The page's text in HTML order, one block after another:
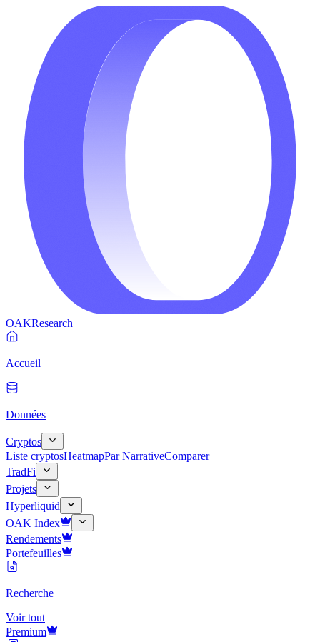
OAKResearch
Accueil
Données
Cryptos
Liste cryptosHeatmapPar NarrativeComparer
TradFi
Projets
Hyperliquid
OAK Index
Rendements
Portefeuilles
Recherche
Voir tout
Premium